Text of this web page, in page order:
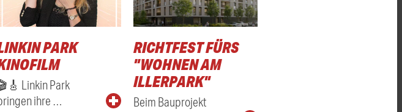
PARK
Linkin Park
ihre …
RICHTFEST FÜRS
"WOHNEN AM
ILLERPARK"
Beim Bauprojekt